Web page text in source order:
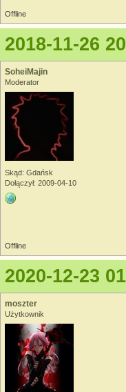
Offline
2018-11-26
SoheiMajin
Moderator
Skąd: Gdańsk
Dołączył: 2009-04-10
Offline
2020-12-23
moszter
Użytkownik